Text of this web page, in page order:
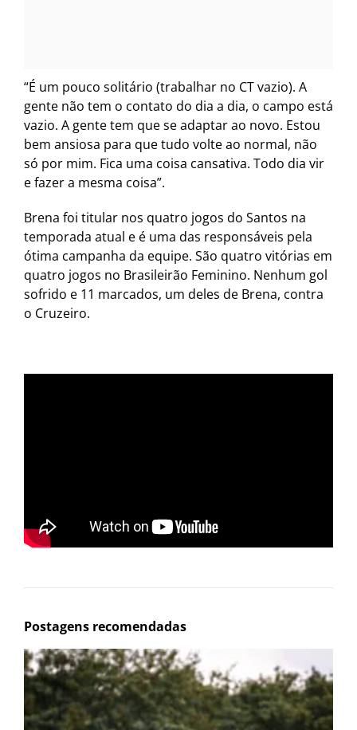
“É um pouco solitário (trabalhar no CT vazio). A
gente não tem o contato do dia a dia, o campo está
vazio. A gente tem que se adaptar ao novo. Estou
bem ansiosa para que tudo volte ao normal, não
só por mim. Fica uma coisa cansativa. Todo dia vir
e fazer a mesma coisa”.
Brena foi titular nos quatro jogos do Santos na
temporada atual e é uma das responsáveis pela
ótima campanha da equipe. São quatro vitórias em
quatro jogos no Brasileirão Feminino. Nenhum gol
sofrido e 11 marcados, um deles de Brena, contra
o Cruzeiro.
Postagens recomendadas